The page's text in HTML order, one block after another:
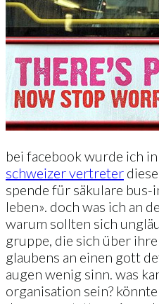
bei facebook wurde ich
schweizer vertreter
spende für säkulare bus-
leben». doch was ich an
warum sollten sich
gruppe, die sich über
glaubens an einen gott
augen wenig sinn. was
organisation sein?